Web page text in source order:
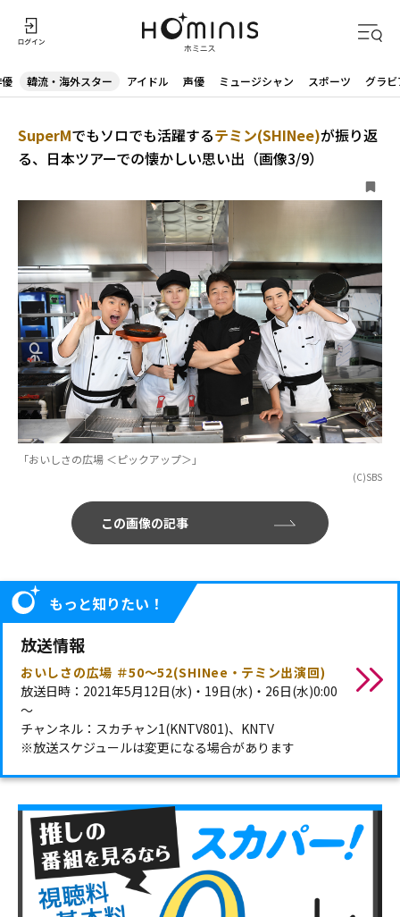
韓流・海外スター アイドル 声優 ミュージシャン スポーツ グラビ
SuperMでもソロでも活躍するテミン(SHINee)が振り返
る、日本ツアーでの懐かしい思い出（画像3/9）
「おいしさの広場 ＜ピックアップ＞」
(C)SBS
この画像の記事
もっと知りたい！
放送情報
おいしさの広場 ＃50～52(SHINee・テミン出演回)
放送日時：2021年5月12日(水)・19日(水)・26日(水)0:00
～
チャンネル：スカチャン1(KNTV801)、KNTV
※放送スケジュールは変更になる場合があります